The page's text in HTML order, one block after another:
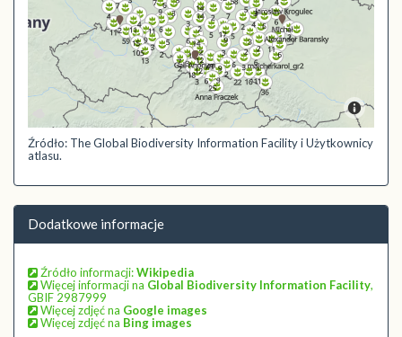
Źródło: The Global Biodiversity Information Facility i Użytkownicy
atlasu.
Dodatkowe informacje
Źródło informacji:Wikipedia
Więcej informacji na Global Biodiversity Information Facility,
GBIF 2987999
Więcej zdjęć na Google images
Więcej zdjęć na Bing images